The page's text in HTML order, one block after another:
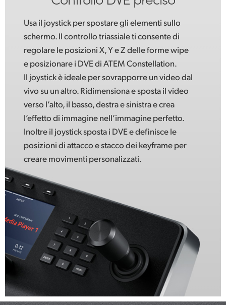
Usa il joystick per spostare gli elementi sullo
schermo. Il controllo triassiale ti consente di
regolare le posizioni X, Y e Z delle forme wipe
e posizionare i DVE di ATEM Constellation.
Il joystick è ideale per sovrapporre un video dal
vivo su un altro. Ridimensiona e sposta il video
verso l’alto, il basso, destra e sinistra e crea
l’effetto di immagine nell’immagine perfetto.
Inoltre il joystick sposta i DVE e definisce le
posizioni di attacco e stacco dei keyframe per
creare movimenti personalizzati.